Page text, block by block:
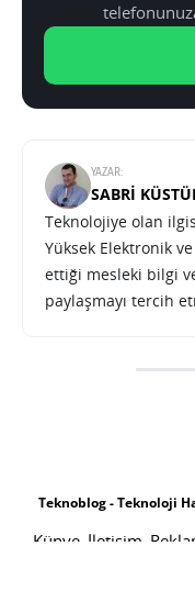
YAZAR:
SABRI
Teknolojiye olan
Yüksek Elektronik
ettiği mesleki bilgi
paylaşmayı tercih
Teknoblog - Teknoloji
Künye İletişim